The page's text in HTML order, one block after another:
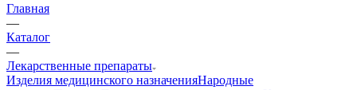
Главная
—
Каталог
—
Лекарственные препараты
Изделия медицинского назначенияНародные